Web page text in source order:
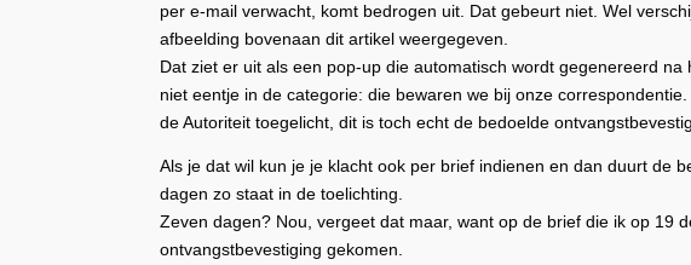
per e-mail verwacht, komt bedrogen uit. Dat gebeurt niet. Wel
afbeelding bovenaan dit artikel weergegeven.
Dat ziet er uit als een pop-up die automatisch wordt gegenereerd
niet eentje in de categorie: die bewaren we bij onze
de Autoriteit toegelicht, dit is toch echt de bedoelde
Als je dat wil kun je je klacht ook per brief indienen en dan duurt de
dagen zo staat in de toelichting.
Zeven dagen? Nou, vergeet dat maar, want op de brief die ik op 19
ontvangstbevestiging gekomen.